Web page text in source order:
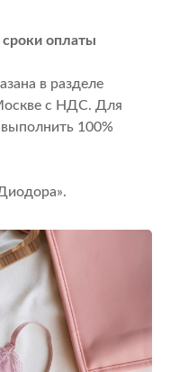
сроки оплаты
в разделе
с НДС. Для
100%